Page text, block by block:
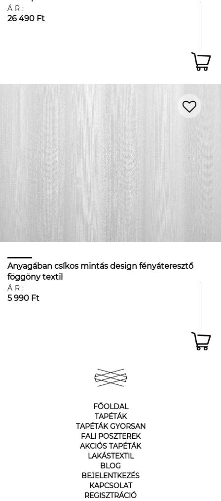
ÁR:
26 490 Ft
Anyagában csíkos mintás design fényáteresztő
föggöny textil
ÁR:
5 990 Ft
FŐOLDAL
TAPÉTÁK
TAPÉTÁK GYORSAN
FALI POSZTEREK
AKCIÓS TAPÉTÁK
LAKÁSTEXTIL
BLOG
BEJELENTKEZÉS
KAPCSOLAT
REGISZTRÁCIÓ